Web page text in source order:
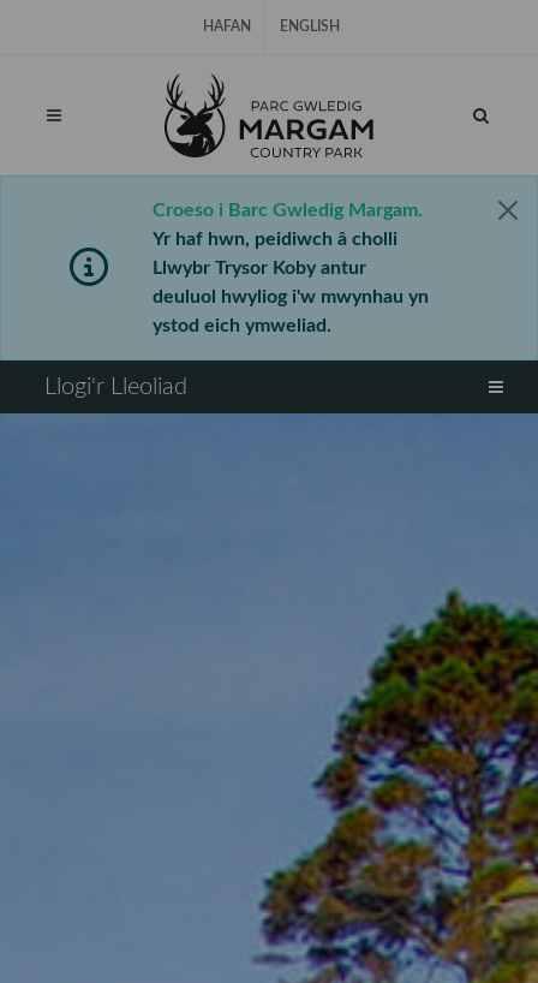
HAFAN ENGLISH
Croeso i Barc Gwledig Margam.
Yr haf hwn, peidiwch â cholli
Llwybr Trysor Koby antur
deuluol hwyliog i'w mwynhau yn
ystod eich ymweliad.
Llogi'r Lleoliad